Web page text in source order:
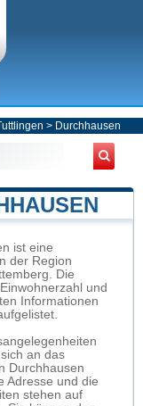
> Durchhausen
ist eine
der Region
Die
und
Informationen
an das
Durchhausen
Adresse und die
stehen auf